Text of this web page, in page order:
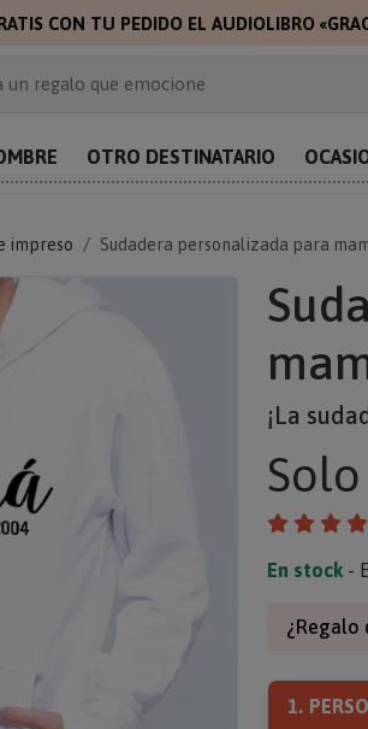
CON TU PEDIDO EL AUDIOLIBRO
un regalo que emocione
personalizados para sorprender
OTRO DESTINATARIO
impreso Sudadera personalizada para
¡La
Solo
En stock -
¿Regalo
1.